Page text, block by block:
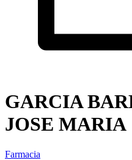
GARCIA
JOSE MARIA
Farmacia